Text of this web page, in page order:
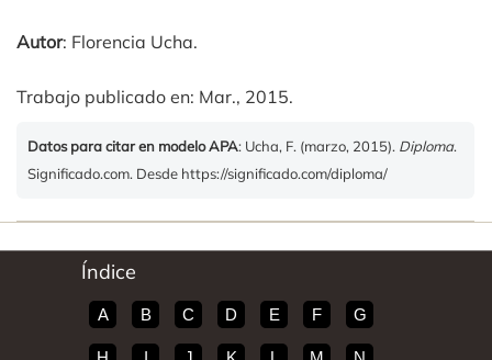
Autor: Florencia Ucha.
Trabajo publicado en: Mar., 2015.
Datos para citar en modelo APA: Ucha, F. (marzo, 2015). Diploma.
Significado.com. Desde https://significado.com/diploma/
Índice
A B C D E F G